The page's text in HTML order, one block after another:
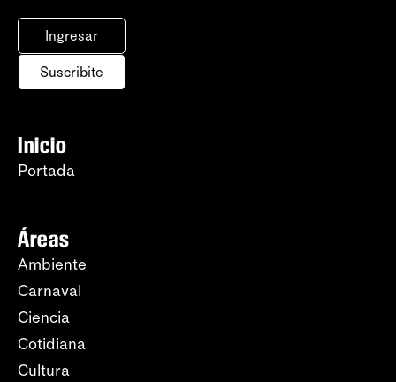
Ingresar
Suscribite
Inicio
Portada
Áreas
Ambiente
Carnaval
Ciencia
Cotidiana
Cultura